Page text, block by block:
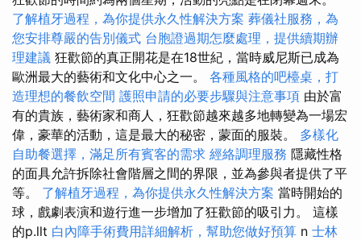
了解植牙過程，為你提供永久性解決方案 葬儀社服務，為
您安排尊嚴的告別儀式 台胞證過期怎麼處理，提供續期辦
理建議 狂歡節的真正開花是在18世紀，當時威尼斯已成為
歐洲最大的藝術和文化中心之一。 各種風格的吧檯桌，打
造理想的餐飲空間 護照申請的必要步驟與注意事項 由於富
有的貴族，藝術家和商人，狂歡節越來越多地轉變為一場宏
偉，豪華的活動，這是最大的秘密，蒙面的服裝。 多樣化
自助餐選擇，滿足所有賓客的需求 經絡調理服務 隱藏性格
的面具允許拆除社會階層之間的界限，並為參與者提供了平
等。 了解植牙過程，為你提供永久性解決方案 當時開始的
球，戲劇表演和遊行進一步增加了狂歡節的吸引力。 這樣
的p.llt 白內障手術費用詳細解析，幫助您做好預算 n 士林